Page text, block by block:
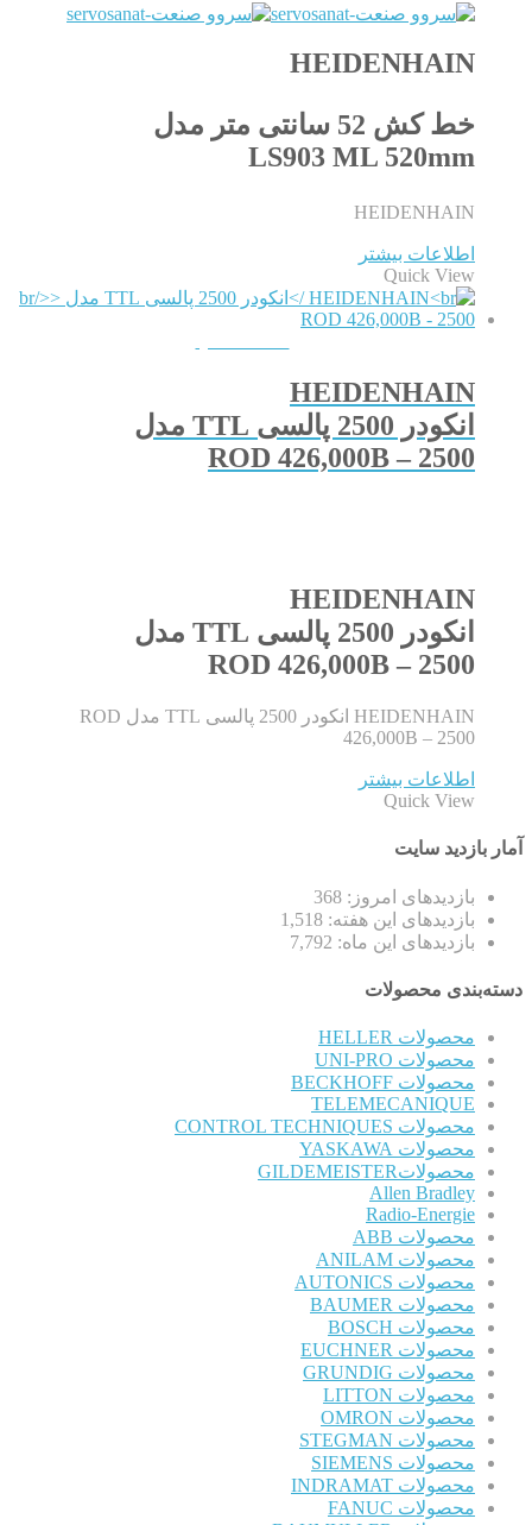
HEIDENHAIN
خط کش 52 سانتی متر مدل
LS903 ML 520mm
HEIDENHAIN
اطلاعات بیشتر
Quick View
HEIDENHAIN
انکودر 2500 پالسی TTL مدل
ROD 426,000B – 2500
HEIDENHAIN
انکودر 2500 پالسی TTL مدل
ROD 426,000B – 2500
HEIDENHAIN انکودر 2500 پالسی TTL مدل ROD
426,000B – 2500
اطلاعات بیشتر
Quick View
آمار بازدید سایت
بازدیدهای امروز: 368
بازدیدهای این هفته: 1,518
بازدیدهای این ماه: 7,792
دسته‌بندی محصولات
محصولات HELLER
محصولات UNI-PRO
محصولات BECKHOFF
TELEMECANIQUE
محصولات CONTROL TECHNIQUES
محصولات YASKAWA
محصولاتGILDEMEISTER
Allen Bradley
Radio-Energie
محصولات ABB
محصولات ANILAM
محصولات AUTONICS
محصولات BAUMER
محصولات BOSCH
محصولات EUCHNER
محصولات GRUNDIG
محصولات LITTON
محصولات OMRON
محصولات STEGMAN
محصولات SIEMENS
محصولات INDRAMAT
محصولات FANUC